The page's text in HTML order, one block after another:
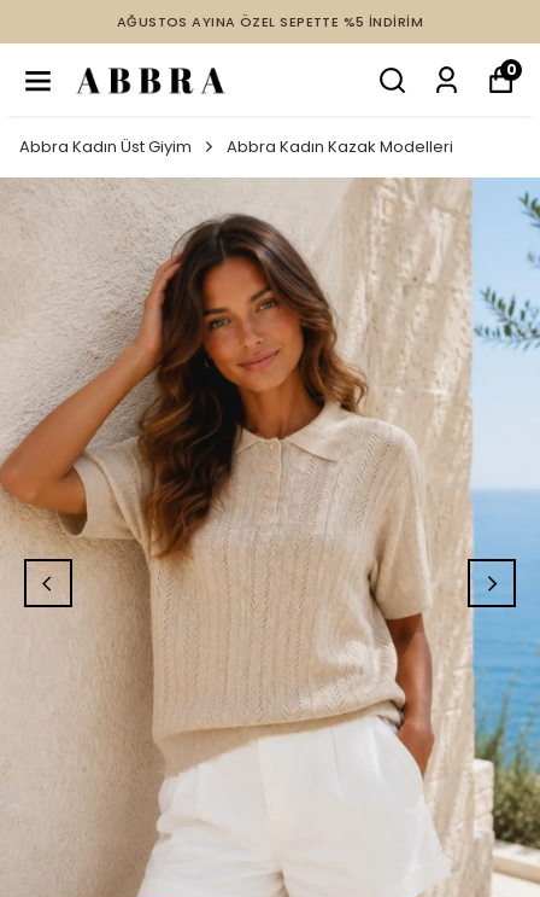
AĞUSTOS AYINA ÖZEL SEPETTE %5 İNDİRİM
0
Abbra Kadın Üst Giyim Abbra Kadın Kazak Modelleri